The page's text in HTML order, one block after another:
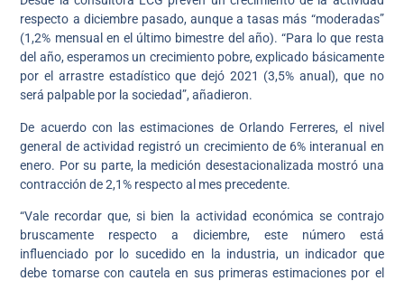
respecto a diciembre pasado, aunque a tasas más “moderadas”
(1,2% mensual en el último bimestre del año). “Para lo que resta
del año, esperamos un crecimiento pobre, explicado básicamente
por el arrastre estadístico que dejó 2021 (3,5% anual), que no
será palpable por la sociedad”, añadieron.
De acuerdo con las estimaciones de Orlando Ferreres, el nivel
general de actividad registró un crecimiento de 6% interanual en
enero. Por su parte, la medición desestacionalizada mostró una
contracción de 2,1% respecto al mes precedente.
“Vale recordar que, si bien la actividad económica se contrajo
bruscamente respecto a diciembre, este número está
influenciado por lo sucedido en la industria, un indicador que
debe tomarse con cautela en sus primeras estimaciones por el